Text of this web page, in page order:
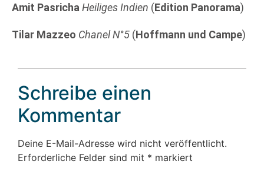
Amit Pasricha Heiliges Indien (Edition Panorama)
Tilar Mazzeo Chanel N°5 (Hoffmann und Campe)
Schreibe einen
Kommentar
Deine E-Mail-Adresse wird nicht veröffentlicht.
Erforderliche Felder sind mit * markiert